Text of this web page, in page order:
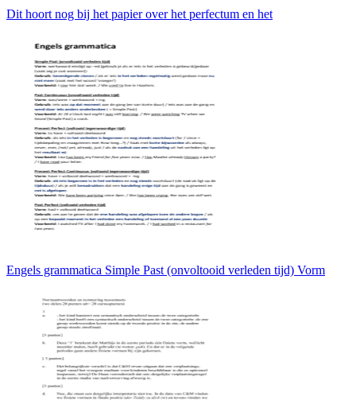
Dit hoort nog bij het papier over het perfectum en het
Engels grammatica Simple Past (onvoltooid verleden tijd) Vorm